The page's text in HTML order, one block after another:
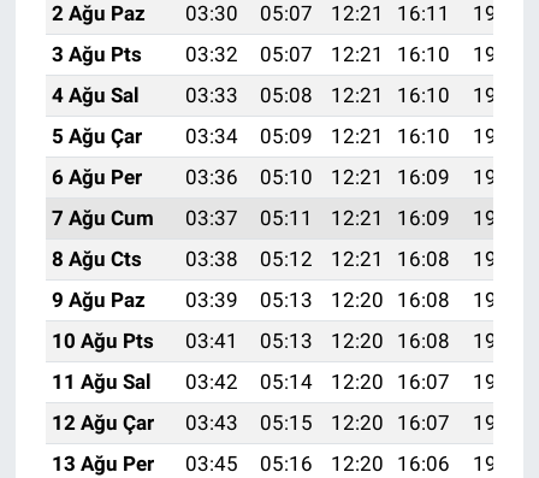
2 Ağu Paz
03:30 05:07 12:21 16:11
19:26
3 Ağu Pts
03:32 05:07 12:21 16:10
19:25
4 Ağu Sal
03:33 05:08 12:21 16:10
19:24
5 Ağu Çar
03:34 05:09 12:21 16:10
19:23
6 Ağu Per
03:36 05:10 12:21 16:09
19:22
7 Ağu Cum
03:37 05:11 12:21 16:09
19:21
8 Ağu Cts
03:38 05:12 12:21 16:08
19:19
9 Ağu Paz
03:39 05:13 12:20 16:08
19:18
10 Ağu Pts
03:41 05:13 12:20 16:08
19:17
11 Ağu Sal
03:42 05:14 12:20 16:07
19:16
12 Ağu Çar
03:43 05:15 12:20 16:07
19:15
13 Ağu Per
03:45 05:16 12:20 16:06
19:14